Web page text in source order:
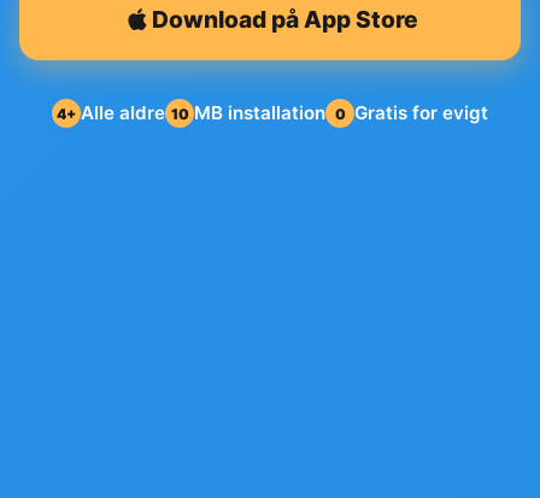
Download på App Store
4+ Alle aldre 10 MB installation 0 Gratis for evigt